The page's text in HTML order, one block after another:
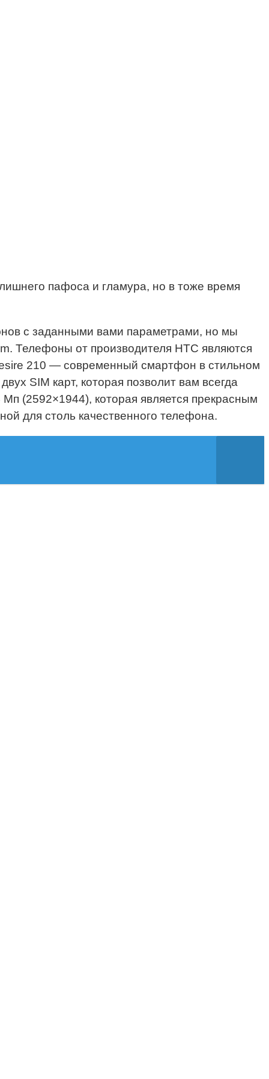
пафоса и гламура, но в тоже время
с заданными вами параметрами, но мы
Телефоны от производителя HTC являются
210 — современный смартфон в стильном
SIM карт, которая позволит вам всегда
(2592×1944), которая является прекрасным
для столь качественного телефона.